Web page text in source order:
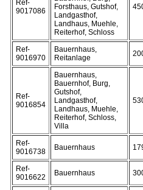
Ref-
9017086
Forsthaus, Gutshof,
Landgasthof,
Landhaus, Muehle,
Reiterhof, Schloss
Ref-
9016970
Bauernhaus,
Reitanlage
Ref-
9016854
Bauernhaus,
Bauernhof, Burg,
Gutshof,
Landgasthof,
Landhaus, Muehle,
Reiterhof, Schloss,
Villa
Ref-
9016738
Bauernhaus
Ref-
9016622
Bauernhaus